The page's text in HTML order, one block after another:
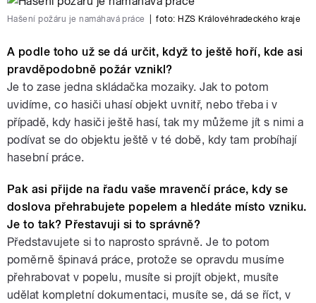
Hašení požáru je namáhavá práce foto: HZS Královéhradeckého kraje
A podle toho už se dá určit, když to ještě hoří, kde asi
pravděpodobně požár vznikl?
Je to zase jedna skládačka mozaiky. Jak to potom
uvidíme, co hasiči uhasí objekt uvnitř, nebo třeba i v
případě, kdy hasiči ještě hasí, tak my můžeme jít s nimi a
podívat se do objektu ještě v té době, kdy tam probíhají
hasební práce.
Pak asi přijde na řadu vaše mravenčí práce, kdy se
doslova přehrabujete popelem a hledáte místo vzniku.
Je to tak? Přestavuji si to správně?
Představujete si to naprosto správně. Je to potom
poměrně špinavá práce, protože se opravdu musíme
přehrabovat v popelu, musíte si projít objekt, musíte
udělat kompletní dokumentaci, musíte se, dá se říct, v